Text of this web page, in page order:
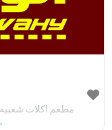
مطعم اكلات